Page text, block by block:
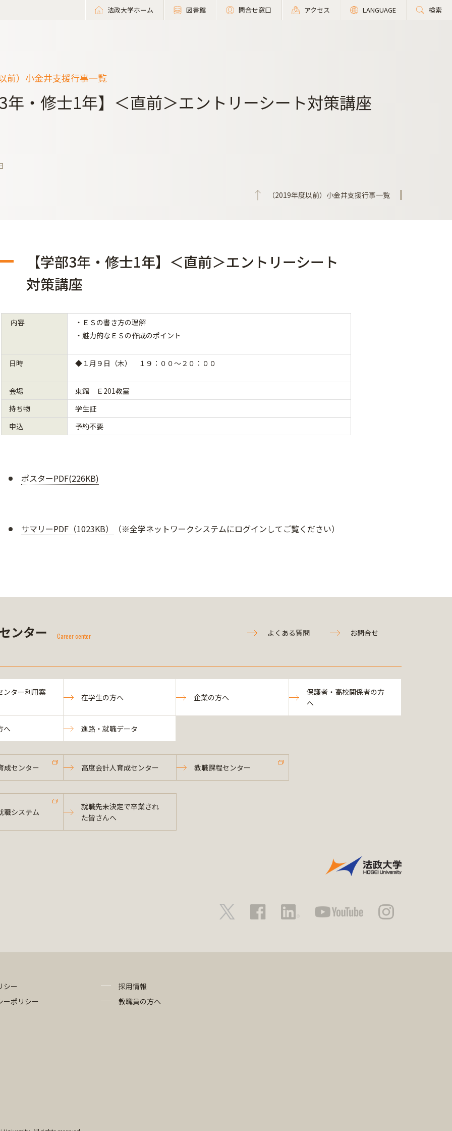
法政大学ホーム 図書館 問合せ窓口 アクセス LANGUAGE 検索
前）小金井支援行事一覧
年・修士1年】＜直前＞エントリーシート対策講座
（2019年度以前）小金井支援行事一覧
【学部3年・修士1年】＜直前＞エントリーシート
対策講座
内容
・ＥＳの書き方の理解
・魅力的なＥＳの作成のポイント
日時 ◆１月９日（木） １９：００～２０：００
会場
東館 Ｅ201教室
持ち物
学生証
申込
予約不要
ポスターPDF(226KB)
サマリーPDF（1023KB） （※全学ネットワークシステムにログインしてご覧ください）
ンター Career center よくある質問 お問合せ
ンター利用案
在学生の方へ 企業の方へ
保護者・高校関係者の方
へ
へ 進路・就職データ
成センター 高度会計人育成センター 教職課程センター
職システム
就職先未決定で卒業され
た皆さんへ
シー
ーポリシー
採用情報
教職員の方へ